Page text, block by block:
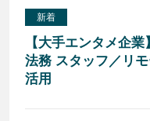
新着
【大手エンタメ企業
法務 スタッフ／リモ
活用